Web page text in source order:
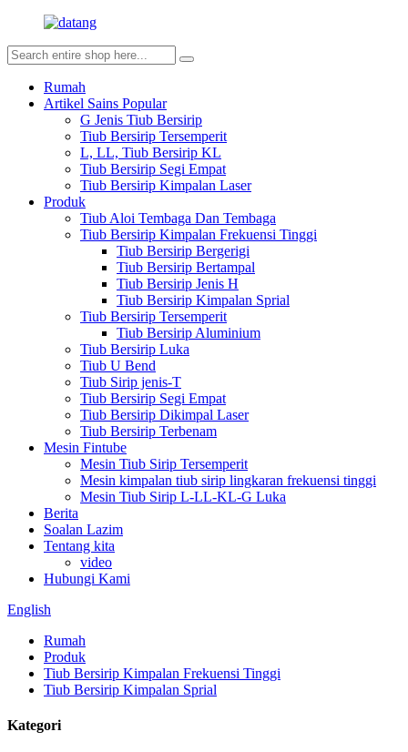
Rumah
Artikel Sains Popular
G Jenis Tiub Bersirip
Tiub Bersirip Tersemperit
L, LL, Tiub Bersirip KL
Tiub Bersirip Segi Empat
Tiub Bersirip Kimpalan Laser
Produk
Tiub Aloi Tembaga Dan Tembaga
Tiub Bersirip Kimpalan Frekuensi Tinggi
Tiub Bersirip Bergerigi
Tiub Bersirip Bertampal
Tiub Bersirip Jenis H
Tiub Bersirip Kimpalan Sprial
Tiub Bersirip Tersemperit
Tiub Bersirip Aluminium
Tiub Bersirip Luka
Tiub U Bend
Tiub Sirip jenis-T
Tiub Bersirip Segi Empat
Tiub Bersirip Dikimpal Laser
Tiub Bersirip Terbenam
Mesin Fintube
Mesin Tiub Sirip Tersemperit
Mesin kimpalan tiub sirip lingkaran frekuensi tinggi
Mesin Tiub Sirip L-LL-KL-G Luka
Berita
Soalan Lazim
Tentang kita
video
Hubungi Kami
English
Rumah
Produk
Tiub Bersirip Kimpalan Frekuensi Tinggi
Tiub Bersirip Kimpalan Sprial
Kategori